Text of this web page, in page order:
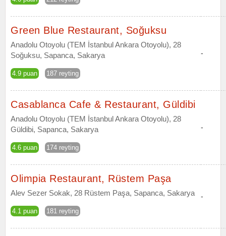
Green Blue Restaurant, Soğuksu
Anadolu Otoyolu (TEM İstanbul Ankara Otoyolu), 28
Soğuksu, Sapanca, Sakarya
4.9 puan 187 reyting
-
Casablanca Cafe & Restaurant, Güldibi
Anadolu Otoyolu (TEM İstanbul Ankara Otoyolu), 28
Güldibi, Sapanca, Sakarya
4.6 puan 174 reyting
-
Olimpia Restaurant, Rüstem Paşa
Alev Sezer Sokak, 28 Rüstem Paşa, Sapanca, Sakarya
4.1 puan 181 reyting
-